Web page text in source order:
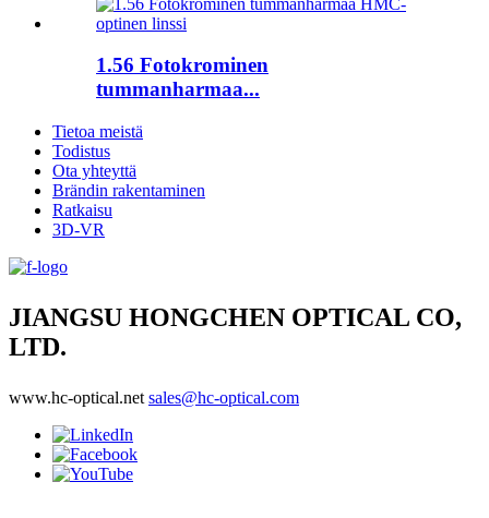
1.56 Fotokrominen
tummanharmaa...
Tietoa meistä
Todistus
Ota yhteyttä
Brändin rakentaminen
Ratkaisu
3D-VR
JIANGSU HONGCHEN OPTICAL CO,
LTD.
www.hc-optical.net sales@hc-optical.com